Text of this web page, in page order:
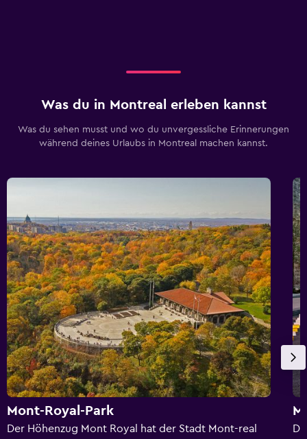
Was du in Montreal erleben kannst
Was du sehen musst und wo du unvergessliche Erinnerungen
während deines Urlaubs in Montreal machen kannst.
Mont-Royal-Park
Der Höhenzug Mont Royal hat der Stadt Mont-real